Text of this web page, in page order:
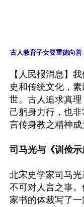
【人民报消息】
史和传统文化，
世。古人追求真
己躬身力行，也
言传身教之精神成
司马光与《训俭示
北宋史学家司马
不可对人言之事。
家书的体裁写了